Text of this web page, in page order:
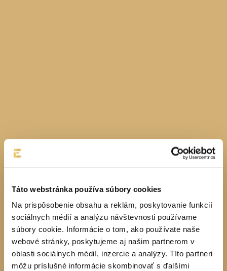
Táto webstránka používa súbory cookies
Na prispôsobenie obsahu a reklám, poskytovanie funkcií
sociálnych médií a analýzu návštevnosti používame
súbory cookie. Informácie o tom, ako používate naše
webové stránky, poskytujeme aj našim partnerom v
oblasti sociálnych médií, inzercie a analýzy. Títo partneri
môžu príslušné informácie skombinovať s ďalšími